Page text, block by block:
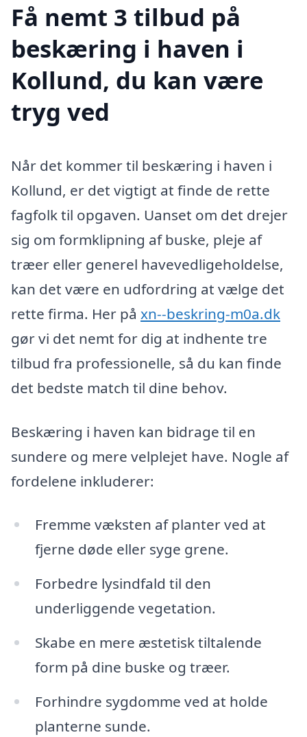
Få nemt 3 tilbud på
beskæring i haven i
Kollund, du kan være
tryg ved
Når det kommer til beskæring i haven i
Kollund, er det vigtigt at finde de rette
fagfolk til opgaven. Uanset om det drejer
sig om formklipning af buske, pleje af
træer eller generel havevedligeholdelse,
kan det være en udfordring at vælge det
rette firma. Her på xn--beskring-m0a.dk
gør vi det nemt for dig at indhente tre
tilbud fra professionelle, så du kan finde
det bedste match til dine behov.
Beskæring i haven kan bidrage til en
sundere og mere velplejet have. Nogle af
fordelene inkluderer:
Fremme væksten af planter ved at
fjerne døde eller syge grene.
Forbedre lysindfald til den
underliggende vegetation.
Skabe en mere æstetisk tiltalende
form på dine buske og træer.
Forhindre sygdomme ved at holde
planterne sunde.